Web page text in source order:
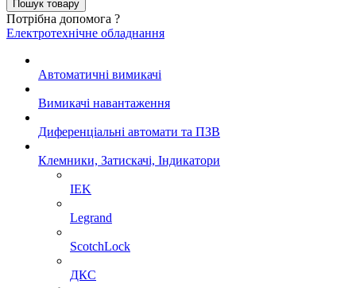
Потрібна допомога ?
Електротехнічне обладнання
Автоматичні вимикачі
Вимикачі навантаження
Диференціальні автомати та ПЗВ
Клемники, Затискачі, Індикатори
IEK
Legrand
ScotchLock
ДКС